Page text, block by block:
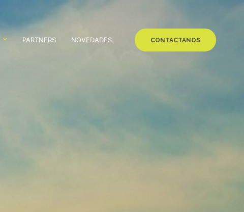
PARTNERS NOVEDADES CONTACTANOS